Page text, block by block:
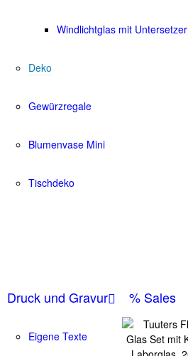
Windlichtglas mit Untersetzer
Deko
Gewürzregale
Blumenvase Mini
Tischdeko
Druck und Gravur
Eigene Texte
% Sales